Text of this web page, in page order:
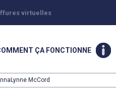
virtuelles
ÇA FONCTIONNE
McCord